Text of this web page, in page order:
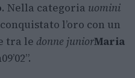
. Nella categoria uomini
l’oro con un
tra le donne juniorMaria